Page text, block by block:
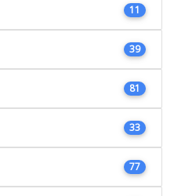
11
39
81
33
77